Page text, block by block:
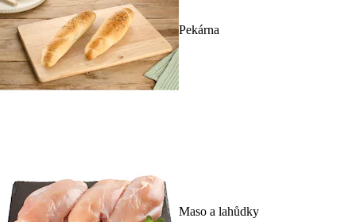
Pekárna
Maso a lahůdky